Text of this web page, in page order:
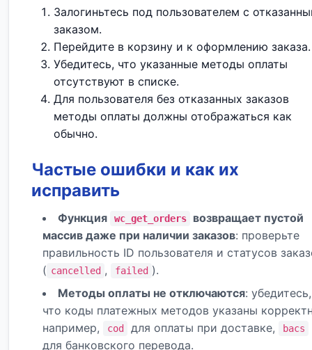
Залогиньтесь под пользователем с
заказом.
Перейдите в корзину и к оформлению заказа.
Убедитесь, что указанные методы оплаты
отсутствуют в списке.
Для пользователя без отказанных заказов
методы оплаты должны отображаться как
обычно.
Частые ошибки и как их
исправить
Функция wc_get_orders
возвращает пустой
массив даже при наличии заказов: проверьте
правильность ID пользователя и статусов
( cancelled , failed ).
Методы оплаты не отключаются: убедитесь,
что коды платежных методов указаны
например,
cod для оплаты при доставке, bacs
для банковского перевода.